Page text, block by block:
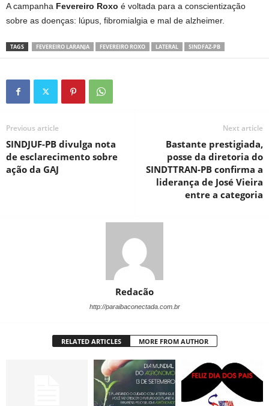
A campanha Fevereiro Roxo é voltada para a conscientização
sobre as doenças: lúpus, fibromialgia e mal de alzheimer.
TAGS FEVEREIRO LARANJA FEVEREIRO ROXO LATERAL SINDFAZ-PB
Previous article
SINDJUF-PB divulga nota
de esclarecimento sobre
ação da GAJ
Next article
Bastante prestigiada,
posse da diretoria do
SINDTTRAN-PB confirma a
liderança de José Vieira
entre a categoria
Redacão
http://paraibaconectada.com.br
RELATED ARTICLES MORE FROM AUTHOR